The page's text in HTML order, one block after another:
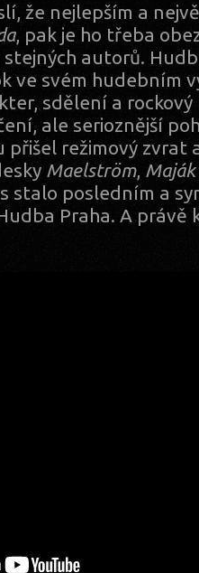
že nejlepším a
, pak je ho třeba
autorů.
ve svém hudebním
sdělení a
ale serioznější
režimový zvrat
Maelström, Maják
stalo posledním a
Praha. A právě